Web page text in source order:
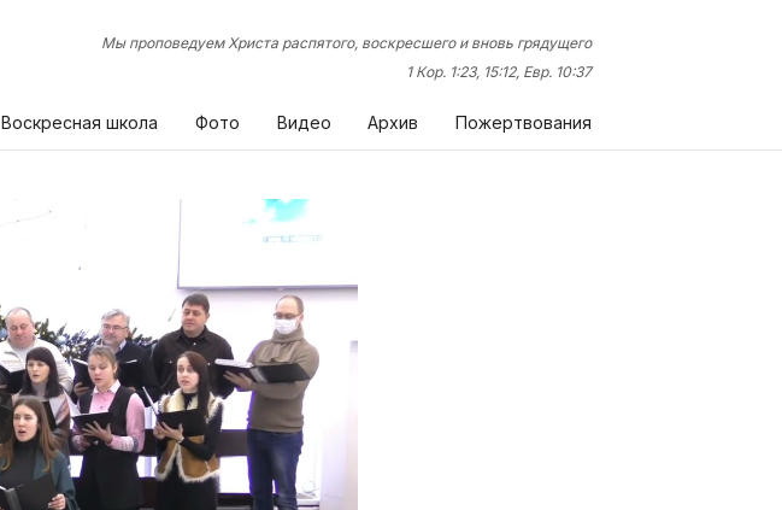
Мы проповедуем Христа распятого, воскресшего и вновь грядущего
1 Кор. 1:23, 15:12, Евр. 10:37
Воскресная школа Фото Видео Архив Пожертвования